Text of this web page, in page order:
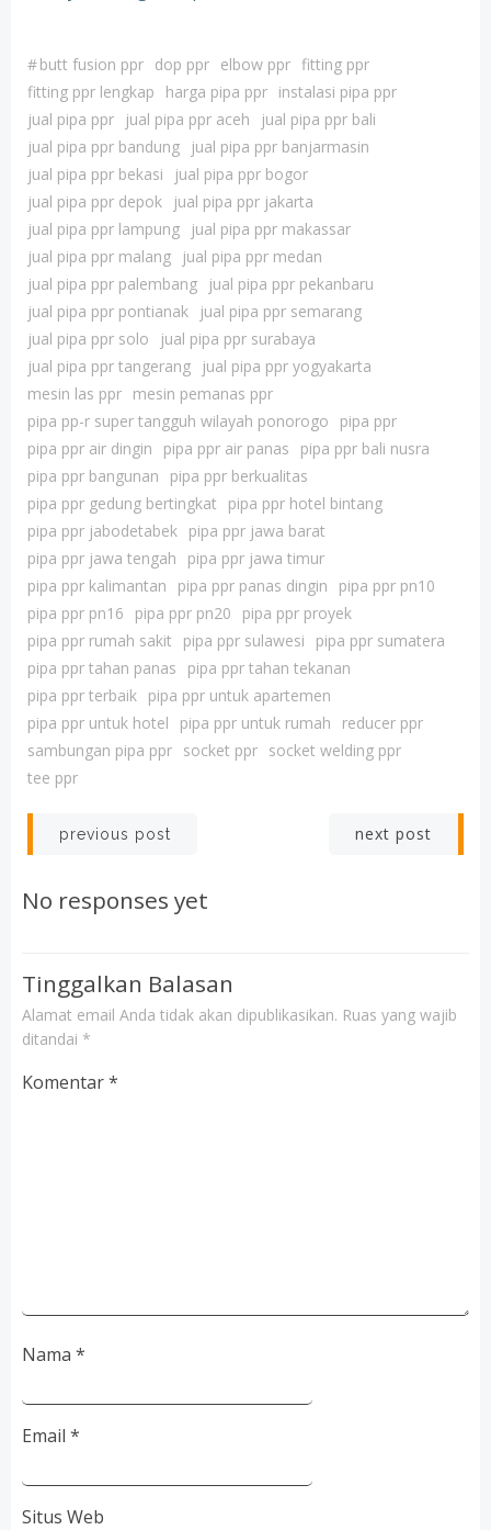
#butt fusion ppr dop ppr elbow ppr fitting ppr
fitting ppr lengkap
harga pipa ppr instalasi pipa ppr
jual pipa ppr
jual pipa ppr aceh
jual pipa ppr bali
jual pipa ppr bandung
jual pipa ppr banjarmasin
jual pipa ppr bekasi
jual pipa ppr bogor
jual pipa ppr depok
jual pipa ppr jakarta
jual pipa ppr lampung
jual pipa ppr makassar
jual pipa ppr malang
jual pipa ppr medan
jual pipa ppr palembang
jual pipa ppr pekanbaru
jual pipa ppr pontianak
jual pipa ppr semarang
jual pipa ppr solo
jual pipa ppr surabaya
jual pipa ppr tangerang
jual pipa ppr yogyakarta
mesin las ppr mesin pemanas ppr
pipa pp-r super tangguh wilayah ponorogo
pipa ppr
pipa ppr air dingin
pipa ppr air panas
pipa ppr bali nusra
pipa ppr bangunan
pipa ppr berkualitas
pipa ppr gedung bertingkat
pipa ppr hotel bintang
pipa ppr jabodetabek pipa ppr jawa barat
pipa ppr jawa tengah
pipa ppr jawa timur
pipa ppr kalimantan
pipa ppr panas dingin
pipa ppr pn10
pipa ppr pn16
pipa ppr pn20
pipa ppr proyek
pipa ppr rumah sakit
pipa ppr sulawesi
pipa ppr sumatera
pipa ppr tahan panas
pipa ppr tahan tekanan
pipa ppr terbaik pipa ppr untuk apartemen
pipa ppr untuk hotel
pipa ppr untuk rumah
reducer ppr
sambungan pipa ppr socket ppr socket welding ppr
tee ppr
Post
navigation
previous post next post
No responses yet
Tinggalkan Balasan
Alamat email Anda tidak akan dipublikasikan. Ruas yang wajib
ditandai *
Komentar*
Nama *
Email *
Situs Web